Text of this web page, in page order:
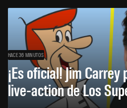
HACE 36 MINUTOS
¡Es oficial! Jim
live-action de Los